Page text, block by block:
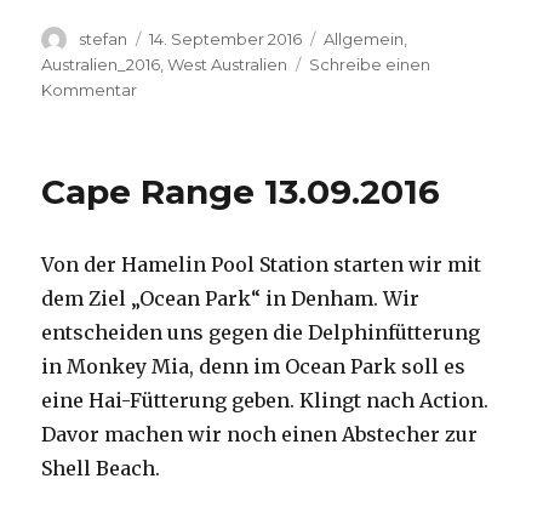
Autor
stefan
Veröffentlicht
am
14. September 2016 Kategorien
Allgemein
Australien_2016 ,West Australien
Schreibe einen
Kommentarzu
Cape Range 13.09.2016
Von der Hamelin Pool Station starten wir mit
dem Ziel „Ocean Park“ in Denham. Wir
entscheiden uns gegen die Delphinfütterung
in Monkey Mia, denn im Ocean Park soll es
eine Hai-Fütterung geben. Klingt nach Action.
Davor machen wir noch einen Abstecher zur
Shell Beach.